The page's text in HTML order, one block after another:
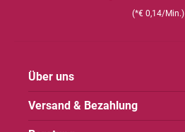
(*€ 0,14/Min.)
Über uns
Versand & Bezahlung